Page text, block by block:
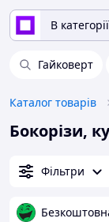
В категорії
Гайковерт
Каталог товарів
Бокорізи,
Фільтри